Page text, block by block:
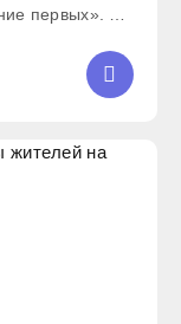
первых». На
текущей